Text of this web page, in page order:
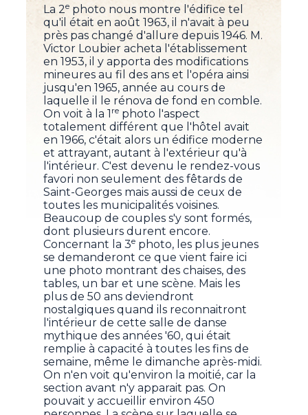
La 2e photo nous montre l'édifice tel
qu'il était en août 1963, il n'avait à peu
près pas changé d'allure depuis 1946. M.
Victor Loubier acheta l'établissement
en 1953, il y apporta des modifications
mineures au fil des ans et l'opéra ainsi
jusqu'en 1965, année au cours de
laquelle il le rénova de fond en comble.
On voit à la 1 re photo l'aspect
totalement différent que l'hôtel avait
en 1966, c'était alors un édifice moderne
et attrayant, autant à l'extérieur qu'à
l'intérieur. C'est devenu le rendez-vous
favori non seulement des fêtards de
Saint-Georges mais aussi de ceux de
toutes les municipalités voisines.
Beaucoup de couples s'y sont formés,
dont plusieurs durent encore.
Concernant la 3e photo, les plus jeunes
se demanderont ce que vient faire ici
une photo montrant des chaises, des
tables, un bar et une scène. Mais les
plus de 50 ans deviendront
nostalgiques quand ils reconnaitront
l'intérieur de cette salle de danse
mythique des années '60, qui était
remplie à capacité à toutes les fins de
semaine, même le dimanche après-midi.
On n'en voit qu'environ la moitié, car la
section avant n'y apparait pas. On
pouvait y accueillir environ 450